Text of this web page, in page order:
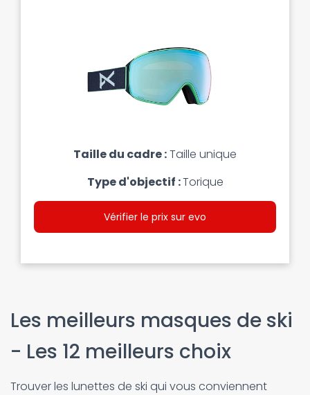
Taille du cadre :Taille unique
Type d'objectif :Torique
Vérifier le prix sur evo
Les meilleurs masques de ski
- Les 12 meilleurs choix
Trouver les lunettes de ski qui vous conviennent